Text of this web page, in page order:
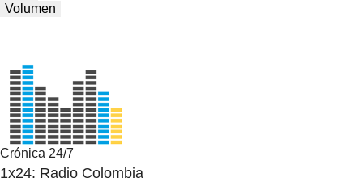
Volumen
Crónica 24/7
1x24: Radio Colombia